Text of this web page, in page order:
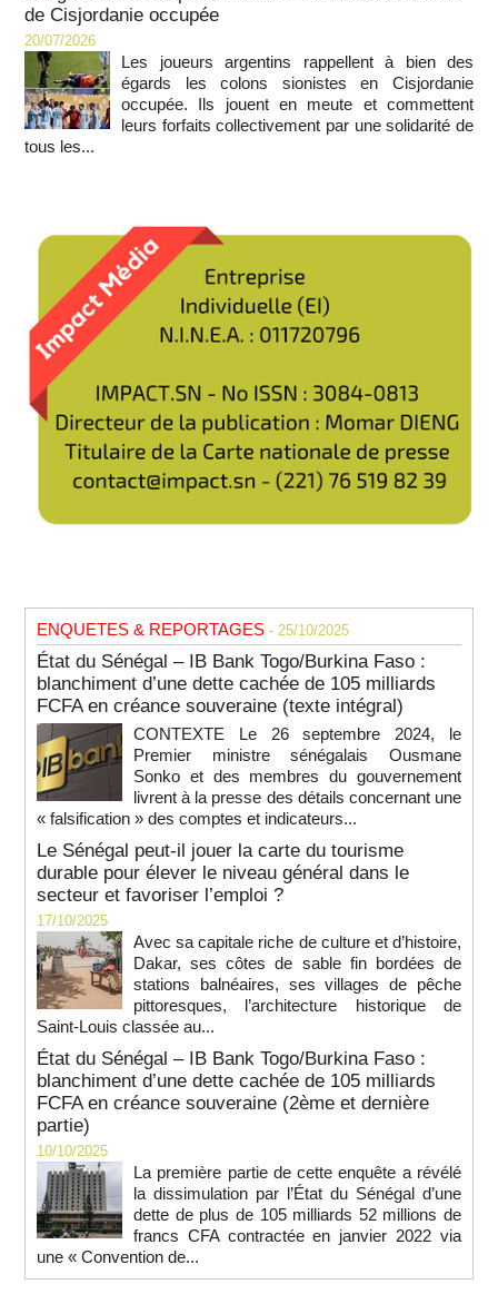
de Cisjordanie occupée
20/07/2026
Les joueurs argentins rappellent à bien des
égards les colons sionistes en Cisjordanie
occupée. Ils jouent en meute et commettent
leurs forfaits collectivement par une solidarité de
tous les...
ENQUETES & REPORTAGES - 25/10/2025
État du Sénégal – IB Bank Togo/Burkina Faso :
blanchiment d’une dette cachée de 105 milliards
FCFA en créance souveraine (texte intégral)
CONTEXTE Le 26 septembre 2024, le
Premier ministre sénégalais Ousmane
Sonko et des membres du gouvernement
livrent à la presse des détails concernant une
« falsification » des comptes et indicateurs...
Le Sénégal peut-il jouer la carte du tourisme
durable pour élever le niveau général dans le
secteur et favoriser l’emploi ?
17/10/2025
Avec sa capitale riche de culture et d’histoire,
Dakar, ses côtes de sable fin bordées de
stations balnéaires, ses villages de pêche
pittoresques, l’architecture historique de
Saint-Louis classée au...
État du Sénégal – IB Bank Togo/Burkina Faso :
blanchiment d’une dette cachée de 105 milliards
FCFA en créance souveraine (2ème et dernière
partie)
10/10/2025
La première partie de cette enquête a révélé
la dissimulation par l’État du Sénégal d’une
dette de plus de 105 milliards 52 millions de
francs CFA contractée en janvier 2022 via
une « Convention de...